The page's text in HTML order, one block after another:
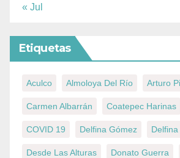
« Jul
Etiquetas
Aculco Almoloya Del Río Arturo
Carmen Albarrán Coatepec Harinas
COVID 19 Delfina Gómez
Desde Las Alturas Donato Guerra